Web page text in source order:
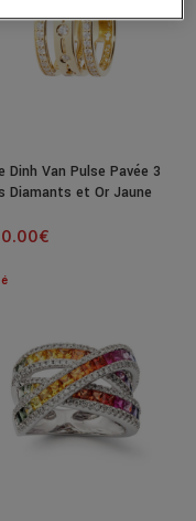
Dinh Van Pulse Pavée 3
Diamants et Or Jaune
€